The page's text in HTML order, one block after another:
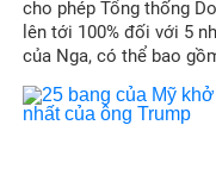
cho phép Tổng thống
lên tới 100% đối với 5
của Nga, có thể bao